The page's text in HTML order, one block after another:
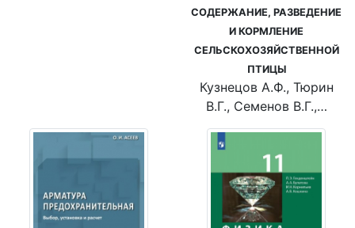
СОДЕРЖАНИЕ, РАЗВЕДЕНИЕ
И КОРМЛЕНИЕ
СЕЛЬСКОХОЗЯЙСТВЕННОЙ
ПТИЦЫ
Кузнецов А.Ф., Тюрин
В.Г., Семенов В.Г.,…